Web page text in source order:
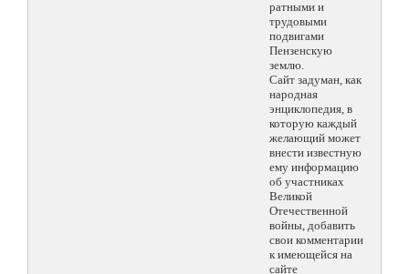
ратными и
трудовыми
подвигами
Пензенскую
землю.
Сайт задуман, как
народная
энциклопедия, в
которую каждый
желающий может
внести известную
ему информацию
об участниках
Великой
Отечественной
войны, добавить
свои комментарии
к имеющейся на
сайте